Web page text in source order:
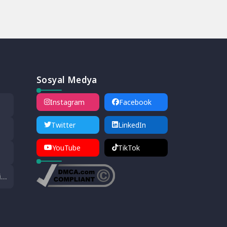
Sosyal Medya
Instagram Facebook
Twitter LinkedIn
YouTube TikTok